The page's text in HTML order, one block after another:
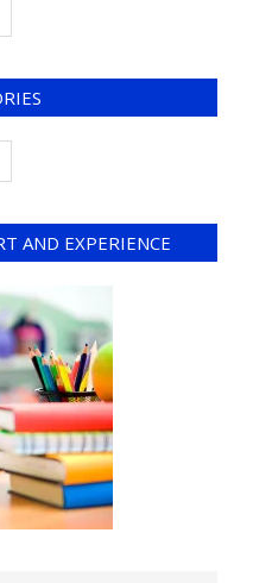
AND EXPERIENCE